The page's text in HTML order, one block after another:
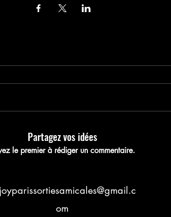
votre
Partagez vos idées
le premier à rédiger un commentaire.
om